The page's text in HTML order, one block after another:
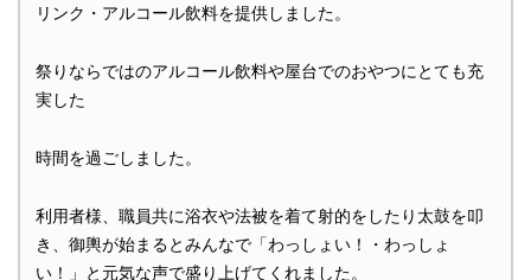
リンク・アルコール飲料を提供しました。
祭りならではのアルコール飲料や屋台でのおやつにとても充
実した
時間を過ごしました。
利用者様、職員共に浴衣や法被を着て射的をしたり太鼓を叩
き、御輿が始まるとみんなで「わっしょい！・わっしょ
い！」と元気な声で盛り上げてくれました。